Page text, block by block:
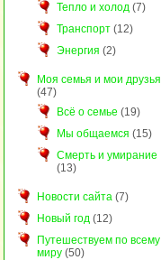
Тепло и холод(7)
Транспорт(12)
Энергия (2)
Моя семья и мои друзья
(47)
Всё о семье (19)
Мы общаемся (15)
Смерть и умирание
(13)
Новости сайта(7)
Новый год(12)
Путешествуем по всему
миру(50)